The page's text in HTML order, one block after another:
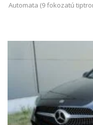
Automata (9 fokozatú